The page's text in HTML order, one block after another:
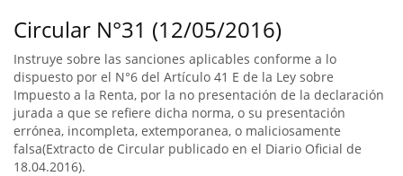
Circular N°31 (12/05/2016)
Instruye sobre las sanciones aplicables conforme a lo
dispuesto por el N°6 del Artículo 41 E de la Ley sobre
Impuesto a la Renta, por la no presentación de la declaración
jurada a que se refiere dicha norma, o su presentación
errónea, incompleta, extemporanea, o maliciosamente
falsa(Extracto de Circular publicado en el Diario Oficial de
18.04.2016).